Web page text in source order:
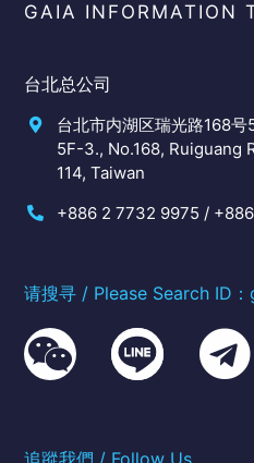
GAIA INFORMATION
台北总公司
台北市内湖区瑞光路168
5F-3., No.168, Ruiguang
114, Taiwan
+886 2 7732 9975 /
请搜寻 / Please Search ID